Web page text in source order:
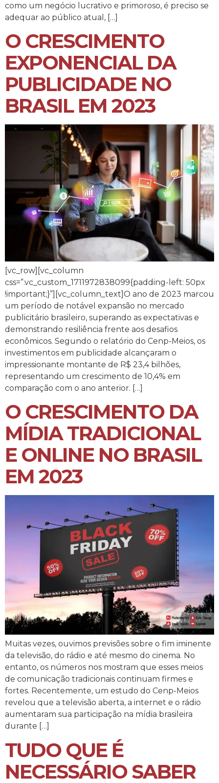
como um negócio lucrativo e primoroso, é preciso se
adequar ao público atual, […]
O CRESCIMENTO
EXPONENCIAL DA
PUBLICIDADE NO
BRASIL EM 2023
[vc_row][vc_column
css=”.vc_custom_1711972838099{padding-left: 50px
!important;}”][vc_column_text]O ano de 2023 marcou
um período de notável expansão no mercado
publicitário brasileiro, superando as expectativas e
demonstrando resiliência frente aos desafios
econômicos. Segundo o relatório do Cenp-Meios, os
investimentos em publicidade alcançaram o
impressionante montante de R$ 23,4 bilhões,
representando um crescimento de 10,4% em
comparação com o ano anterior. […]
O CRESCIMENTO DA
MÍDIA TRADICIONAL
E ONLINE NO BRASIL
EM 2023
Muitas vezes, ouvimos previsões sobre o fim iminente
da televisão, do rádio e até mesmo do cinema. No
entanto, os números nos mostram que esses meios
de comunicação tradicionais continuam firmes e
fortes. Recentemente, um estudo do Cenp-Meios
revelou que a televisão aberta, a internet e o rádio
aumentaram sua participação na mídia brasileira
durante […]
TUDO QUE É
NECESSÁRIO SABER